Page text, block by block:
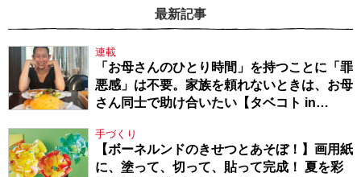
最新記事
連載
「お母さんのひとり時間」を持つことに「罪
悪感」は不要。家族を頼れないときは、お母
さん同士で助け合いたい【タベコト in
手づくり
【ボーネルンドのきせつとあそぼ！】画用紙
に、塗って、切って、貼って完成！ 夏を彩